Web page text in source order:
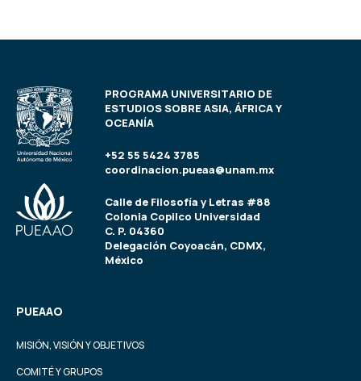
PROGRAMA UNIVERSITARIO DE
ESTUDIOS SOBRE ASIA, ÁFRICA Y
OCEANÍA
+52 55 5424 3785
coordinacion.pueaa@unam.mx
Calle de Filosofía y Letras #88
Colonia Copilco Universidad
C. P. 04360
Delegación Coyoacán, CDMX,
México
PUEAAO
MISIÓN, VISIÓN Y OBJETIVOS
COMITÉ Y GRUPOS